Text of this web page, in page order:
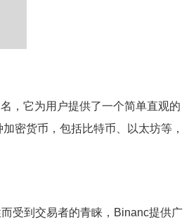
，它为用户提供了一个简单直观的
密货币，包括比特币、以太坊等，
受到交易者的青睐，Binanc提供广